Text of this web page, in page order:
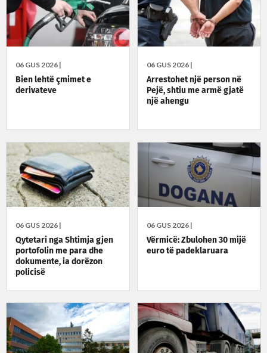
06 GUS 2026 |
Bien lehtë çmimet e
derivateve
06 GUS 2026 |
Arrestohet një person në
Pejë, shtiu me armë gjatë
një ahengu
06 GUS 2026 |
Qytetari nga Shtimja gjen
portofolin me para dhe
dokumente, ia dorëzon
policisë
06 GUS 2026 |
Vërmicë: Zbulohen 30 mijë
euro të padeklaruara